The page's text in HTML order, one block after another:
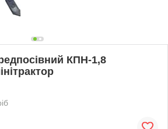
КПН-1,8